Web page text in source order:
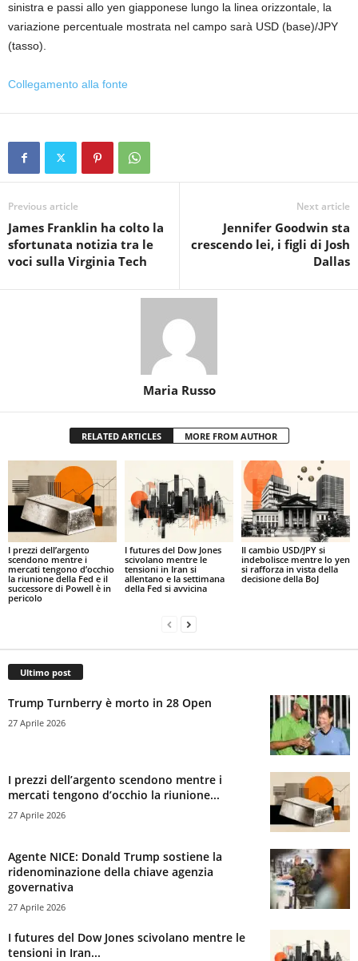
sinistra e passi allo yen giapponese lungo la linea orizzontale, la
variazione percentuale mostrata nel campo sarà USD (base)/JPY
(tasso).
Collegamento alla fonte
Previous article
James Franklin ha colto la
sfortunata notizia tra le
voci sulla Virginia Tech
Next article
Jennifer Goodwin sta
crescendo lei, i figli di Josh
Dallas
Maria Russo
RELATED ARTICLES MORE FROM AUTHOR
I prezzi dell’argento
scendono mentre i
mercati tengono d’occhio
la riunione della Fed e il
successore di Powell è in
pericolo
I futures del Dow Jones
scivolano mentre le
tensioni in Iran si
allentano e la settimana
della Fed si avvicina
Il cambio USD/JPY si
indebolisce mentre lo yen
si rafforza in vista della
decisione della BoJ
Ultimo post
Trump Turnberry è morto in 28 Open
27 Aprile 2026
I prezzi dell’argento scendono mentre i
mercati tengono d’occhio la riunione...
27 Aprile 2026
Agente NICE: Donald Trump sostiene la
ridenominazione della chiave agenzia
governativa
27 Aprile 2026
I futures del Dow Jones scivolano mentre le
tensioni in Iran...